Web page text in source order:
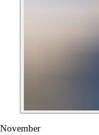
November